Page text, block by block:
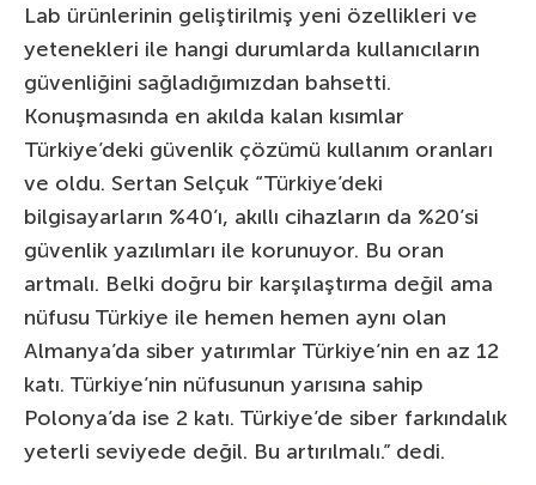
Lab ürünlerinin geliştirilmiş yeni özellikleri ve
yetenekleri ile hangi durumlarda kullanıcıların
güvenliğini sağladığımızdan bahsetti.
Konuşmasında en akılda kalan kısımlar
Türkiye’deki güvenlik çözümü kullanım oranları
ve oldu. Sertan Selçuk “Türkiye’deki
bilgisayarların %40’ı, akıllı cihazların da %20’si
güvenlik yazılımları ile korunuyor. Bu oran
artmalı. Belki doğru bir karşılaştırma değil ama
nüfusu Türkiye ile hemen hemen aynı olan
Almanya’da siber yatırımlar Türkiye’nin en az 12
katı. Türkiye’nin nüfusunun yarısına sahip
Polonya’da ise 2 katı. Türkiye’de siber farkındalık
yeterli seviyede değil. Bu artırılmalı.” dedi.